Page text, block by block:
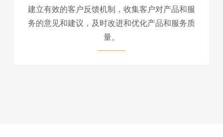
建立有效的客户反馈机制，收集客户对产品和服
务的意见和建议，及时改进和优化产品和服务质
量。